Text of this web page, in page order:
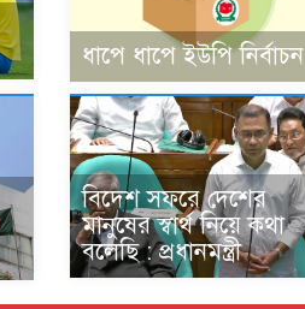
ধাপে ধাপে ইউপি নির্বাচন
বিদেশ সফরে দেশের
মানুষের স্বার্থ নিয়ে কথা
বলেছি : প্রধানমন্ত্রী